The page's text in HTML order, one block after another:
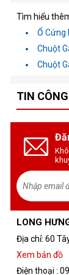
Tìm hiểu
Ổ Cứng
Chuột
Chuột
TIN
LONG
Địa chỉ: 60
Xem bản đồ
Điện thoại :